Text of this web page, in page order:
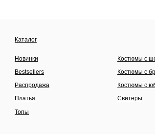
Новинки
Bestsellers
Распродажа
Платья
Топы
Костюмы с
Костюмы с
Костюмы с
Свитеры
Каталог